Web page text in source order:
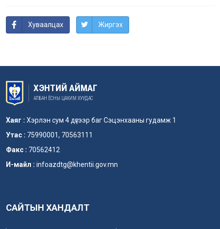
Хуваалцах Жиргэх
ХЭНТИЙ АЙМАГ
АЛБАН ЁСНЫ ЦАХИМ ХУУДАС
Хаяг : Хэрлэн сум 4 дүгээр баг Сэцэнхааны гудамж 1
Утас : 75990001, 70563111
Факс : 70562412
И-майл : infoazdtg@khentii.gov.mn
САЙТЫН ХАНДАЛТ